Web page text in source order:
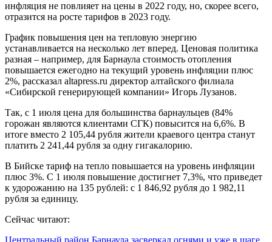
инфляция не повлияет на цены в 2022 году, но, скорее всего,
отразится на росте тарифов в 2023 году.
График повышения цен на тепловую энергию
устанавливается на несколько лет вперед. Ценовая политика
разная – например, для Барнаула стоимость отопления
повышается ежегодно на текущий уровень инфляции плюс
2%, рассказал altapress.ru директор алтайского филиала
«Сибирской генерирующей компании» Игорь Лузанов.
Так, с 1 июля цена для большинства барнаульцев (84%
горожан являются клиентами СГК) повысится на 6,6%. В
итоге вместо 2 105,44 рубля жители краевого центра станут
платить 2 241,44 рубля за одну гигакалорию.
В Бийске тариф на тепло повышается на уровень инфляции
плюс 3%. С 1 июля повышение достигнет 7,3%, что приведет
к удорожанию на 135 рублей: с 1 846,92 рубля до 1 982,11
рубля за единицу.
Сейчас читают:
Центральный район Барнаула засверкал огнями и уже в шаге